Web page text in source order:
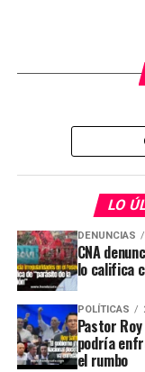
LO
DENUNCIAS
CNA
lo califica
POLÍTICAS
Pastor
podría
el rumbo